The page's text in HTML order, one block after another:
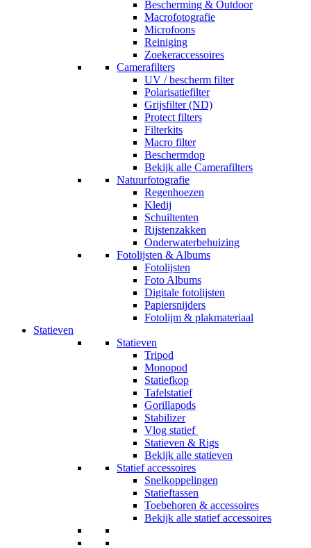
Bescherming & Outdoor
Macrofotografie
Microfoons
Reiniging
Zoekeraccessoires
Camerafilters
UV / bescherm filter
Polarisatiefilter
Grijsfilter (ND)
Protect filters
Filterkits
Macro filter
Beschermdop
Bekijk alle Camerafilters
Natuurfotografie
Regenhoezen
Kledij
Schuiltenten
Rijstenzakken
Onderwaterbehuizing
Fotolijsten & Albums
Fotolijsten
Foto Albums
Digitale fotolijsten
Papiersnijders
Fotolijm & plakmateriaal
Statieven
Statieven
Tripod
Monopod
Statiefkop
Tafelstatief
Gorillapods
Stabilizer
Vlog statief
Statieven & Rigs
Bekijk alle statieven
Statief accessoires
Snelkoppelingen
Statieftassen
Toebehoren & accessoires
Bekijk alle statief accessoires